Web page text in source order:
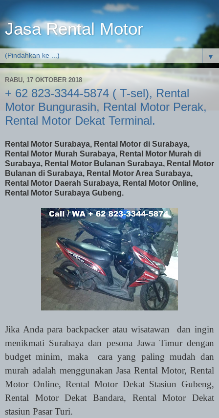
Jasa Rental Motor
▼
RABU, 17 OKTOBER 2018
+ 62 823-3344-5874 ( T-sel), Rental
Motor Bungurasih, Rental Motor Perak,
Rental Motor Dekat Terminal.
Rental Motor Surabaya, Rental Motor di Surabaya,
Rental Motor Murah Surabaya, Rental Motor Murah di
Surabaya, Rental Motor Bulanan Surabaya, Rental Motor
Bulanan di Surabaya, Rental Motor Area Surabaya,
Rental Motor Daerah Surabaya, Rental Motor Online,
Rental Motor Surabaya Gubeng.
Jika Anda para backpacker atau wisatawan
dan ingin
menikmati Surabaya dan pesona Jawa Timur dengan
budget minim, maka
cara yang paling mudah dan
murah adalah menggunakan Jasa Rental Motor, Rental
Motor Online, Rental Motor Dekat Stasiun Gubeng,
Rental Motor Dekat Bandara, Rental Motor Dekat
stasiun Pasar Turi.